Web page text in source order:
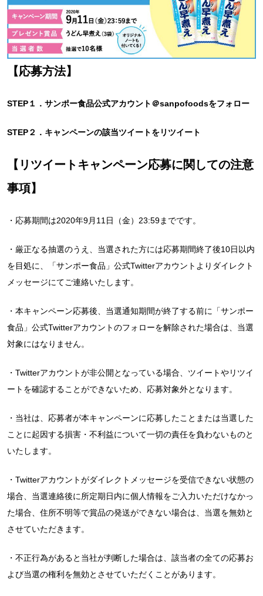
【応募方法】
STEP１．サンポー食品公式アカウント＠sanpofoodsをフォロー
STEP２．キャンペーンの該当ツイートをリツイート
【 リツイートキャンペーン応募に関しての注意
事項】
・応募期間は2020年9月11日（金）23:59までです。
・厳正なる抽選のうえ、当選された方には応募期間終了後10日以内
を目処に、「サンポー食品」公式Twitterアカウントよりダイレクト
メッセージにてご連絡いたします。
・本キャンペーン応募後、当選通知期間が終了する前に「サンポー
食品」公式Twitterアカウントのフォローを解除された場合は、当選
対象にはなりません。
・Twitterアカウントが非公開となっている場合、ツイートやリツイ
ートを確認することができないため、応募対象外となります。
・当社は、応募者が本キャンペーンに応募したことまたは当選した
ことに起因する損害・不利益について一切の責任を負わないものと
いたします。
・Twitterアカウントがダイレクトメッセージを受信できない状態の
場合、当選連絡後に所定期日内に個人情報をご入力いただけなかっ
た場合、住所不明等で賞品の発送ができない場合は、当選を無効と
させていただきます。
・不正行為があると当社が判断した場合は、該当者の全ての応募お
よび当選の権利を無効とさせていただくことがあります。